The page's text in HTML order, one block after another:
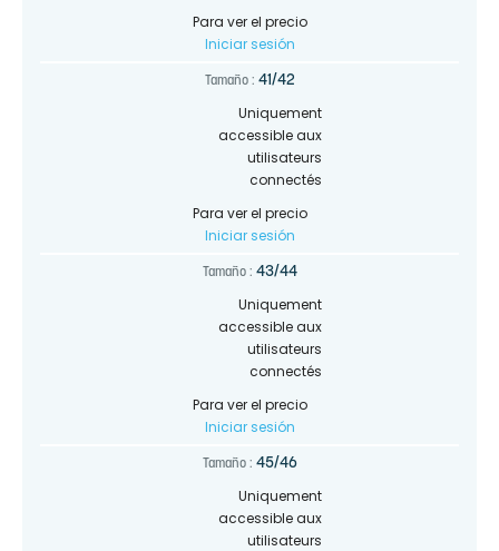
Para ver el precio
Iniciar sesión
Tamaño : 41/42
Uniquement
accessible aux
utilisateurs
connectés
Para ver el precio
Iniciar sesión
Tamaño : 43/44
Uniquement
accessible aux
utilisateurs
connectés
Para ver el precio
Iniciar sesión
Tamaño : 45/46
Uniquement
accessible aux
utilisateurs